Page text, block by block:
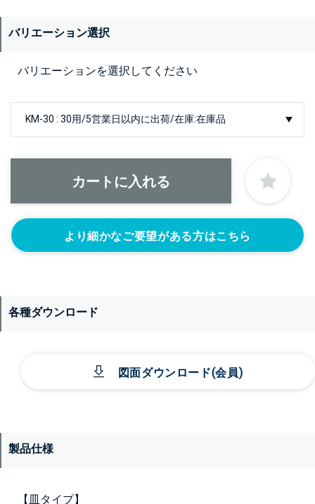
バリエーション選択
バリエーションを選択してください
より細かなご要望がある方はこちら
各種ダウンロード
図面ダウンロード(会員)
製品仕様
【皿タイプ】